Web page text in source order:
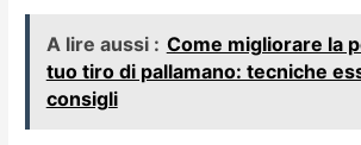
A lire aussi : Come migliorare la
tuo tiro di pallamano: tecniche
consigli